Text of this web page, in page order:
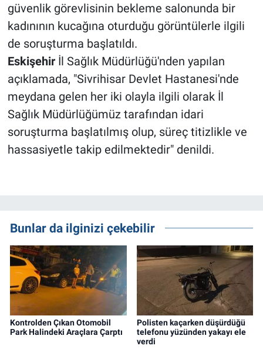
güvenlik görevlisinin bekleme salonunda bir
kadınının kucağına oturduğu görüntülerle ilgili
de soruşturma başlatıldı.
Eskişehirİl Sağlık Müdürlüğü'nden yapılan
açıklamada, "Sivrihisar Devlet Hastanesi'nde
meydana gelen her iki olayla ilgili olarak İl
Sağlık Müdürlüğümüz tarafından idari
soruşturma başlatılmış olup, süreç titizlikle ve
hassasiyetle takip edilmektedir" denildi.
Bunlar da ilginizi çekebilir
Kontrolden Çıkan Otomobil
Park Halindeki Araçlara Çarptı
Polisten kaçarken düşürdüğü
telefonu yüzünden yakayı ele
verdi